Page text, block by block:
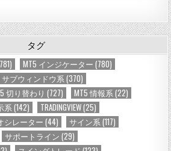
タグ
MT5 インジケーター (780)
サブウィンドウ系(370)
切り替わり (727) MT5 情報系 (22)
系 (142) TRADINGVIEW(25)
シレーター (44) サイン系 (117)
サポートライン (29)